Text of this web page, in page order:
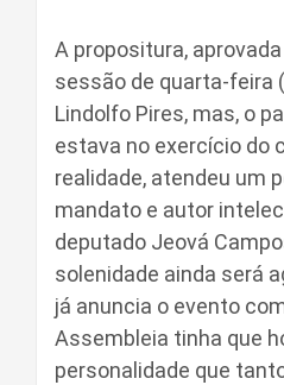
A propositura,
sessão de quarta-feira
Lindolfo Pires, mas, o
estava no exercício do
realidade, atendeu um
mandato e autor
deputado Jeová
solenidade ainda será
já anuncia o evento
Assembleia tinha que
personalidade que